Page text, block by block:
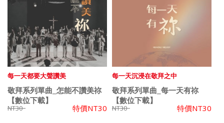
每一天都要大聲讚美
敬拜系列單曲_怎能不讚美祢
【數位下載】
NT30 特價NT30
每一天沉浸在敬拜之中
敬拜系列單曲_每一天有祢
【數位下載】
NT30 特價NT30